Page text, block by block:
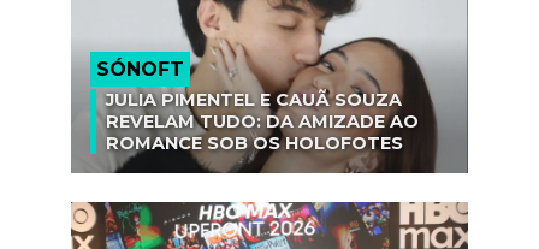
SÓNOFT
JULIA PIMENTEL E CAUÃ SOUZA
REVELAM TUDO: DA AMIZADE AO
ROMANCE SOB OS HOLOFOTES